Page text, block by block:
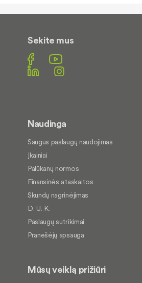
Sekite mus
Naudinga
Saugus paslaugų naudojimas
Įkainiai
Palūkanų normos
Finansinės ataskaitos
Skundų nagrinėjimas
D. U. K.
Paslaugų sutrikimai
Pranešėjų apsauga
Mūsų veiklą prižiūri